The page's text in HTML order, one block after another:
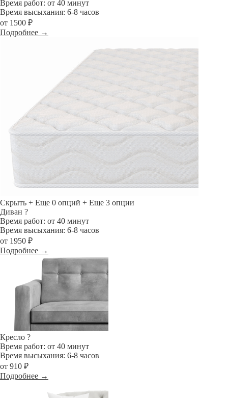
Время работ: от 40 минут
Время высыхания: 6-8 часов
от 1500 ₽
Подробнее →
Скрыть + Еще 0 опций + Еще 3 опции
Диван ?
Время работ: от 40 минут
Время высыхания: 6-8 часов
от 1950 ₽
Подробнее →
Кресло ?
Время работ: от 40 минут
Время высыхания: 6-8 часов
от 910 ₽
Подробнее →